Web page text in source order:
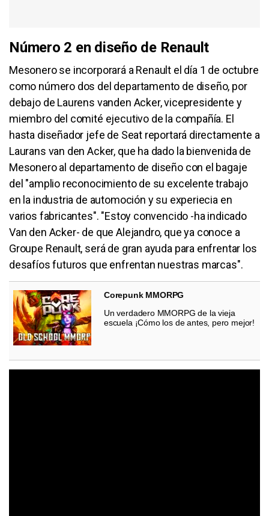
Número 2 en diseño de Renault
Mesonero se incorporará a Renault el día 1 de octubre
como número dos del departamento de diseño, por
debajo de Laurens vanden Acker, vicepresidente y
miembro del comité ejecutivo de la compañía. El
hasta diseñador jefe de Seat reportará directamente a
Laurans van den Acker, que ha dado la bienvenida de
Mesonero al departamento de diseño con el bagaje
del "amplio reconocimiento de su excelente trabajo
en la industria de automoción y su experiecia en
varios fabricantes". "Estoy convencido -ha indicado
Van den Acker- de que Alejandro, que ya conoce a
Groupe Renault, será de gran ayuda para enfrentar los
desafíos futuros que enfrentan nuestras marcas".
Corepunk MMORPG
Un verdadero MMORPG de la vieja
escuela ¡Cómo los de antes, pero mejor!